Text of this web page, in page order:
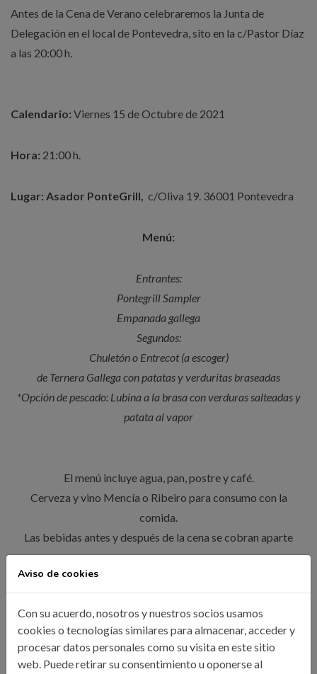
Antes de la Cena de Verano celebraremos la Junta de
Delegación en el local de Pontevedra, sito en la c/Pastor Díaz
a las 20:00 h.
Calendario: Viernes 15 de Octubre de 2021
Hora: 21:00 h.
Lugar: Asador PonteGrill, c/Oliva 19. 36001 Pontevedra
Menú:
Entrantes:
Pontegrill Sampler
Empanada gallega
Segundos:
Chuletón o Entrecot (a escoger)
de Ternera Gallega con patatas y verduritas braseadas
*Opción de pescado: Lubina a la brasa con verduras salteadas y
patata al vapor
El menú incluye agua, pan, postre y café.
Cerveza y vino Mencía o Ribeiro para consumo con la
comida.
Las bebidas antes y después de la cena se cobran aparte
Costes:
Colegiado y Asociado: 0 €
Acompañante Colegiado y asociado: 0€ (1 acompañante por
persona)
Aviso de cookies
Con su acuerdo, nosotros y nuestros socios usamos
cookies o tecnologías similares para almacenar, acceder y
procesar datos personales como su visita en este sitio
web. Puede retirar su consentimiento u oponerse al